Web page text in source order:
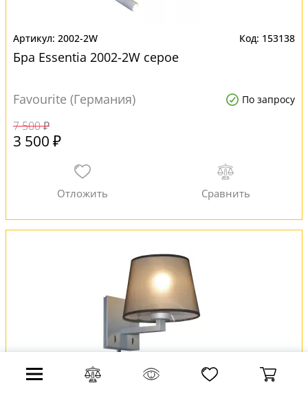
2002-2W 153138
Бра Essentia 2002-2W серое
Favourite (Германия) По запросу
7 500 ₽
3 500 ₽